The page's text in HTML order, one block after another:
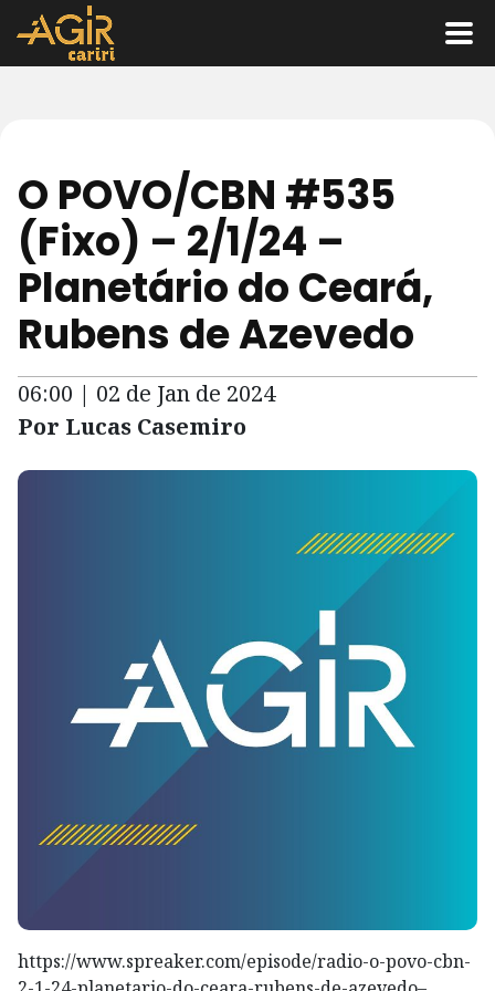
O POVO/CBN #535
(Fixo) – 2/1/24 –
Planetário do Ceará,
Rubens de Azevedo
06:00 | 02 de Jan de 2024
Por Lucas Casemiro
https://www.spreaker.com/episode/radio-o-povo-cbn-